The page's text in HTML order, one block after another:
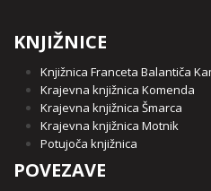
KNJIŽNICE
Knjižnica Franceta Balantiča
Krajevna knjižnica Komenda
Krajevna knjižnica Šmarca
Krajevna knjižnica Motnik
Potujoča knjižnica
POVEZAVE